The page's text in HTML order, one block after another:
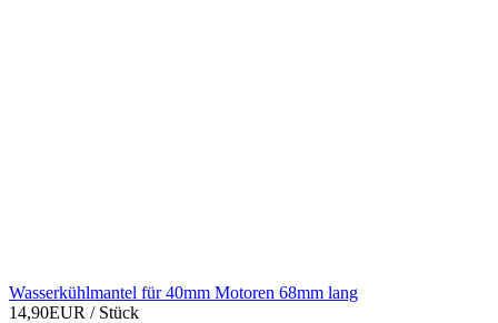
Wasserkühlmantel für 40mm Motoren 68mm lang
14,90EUR / Stück